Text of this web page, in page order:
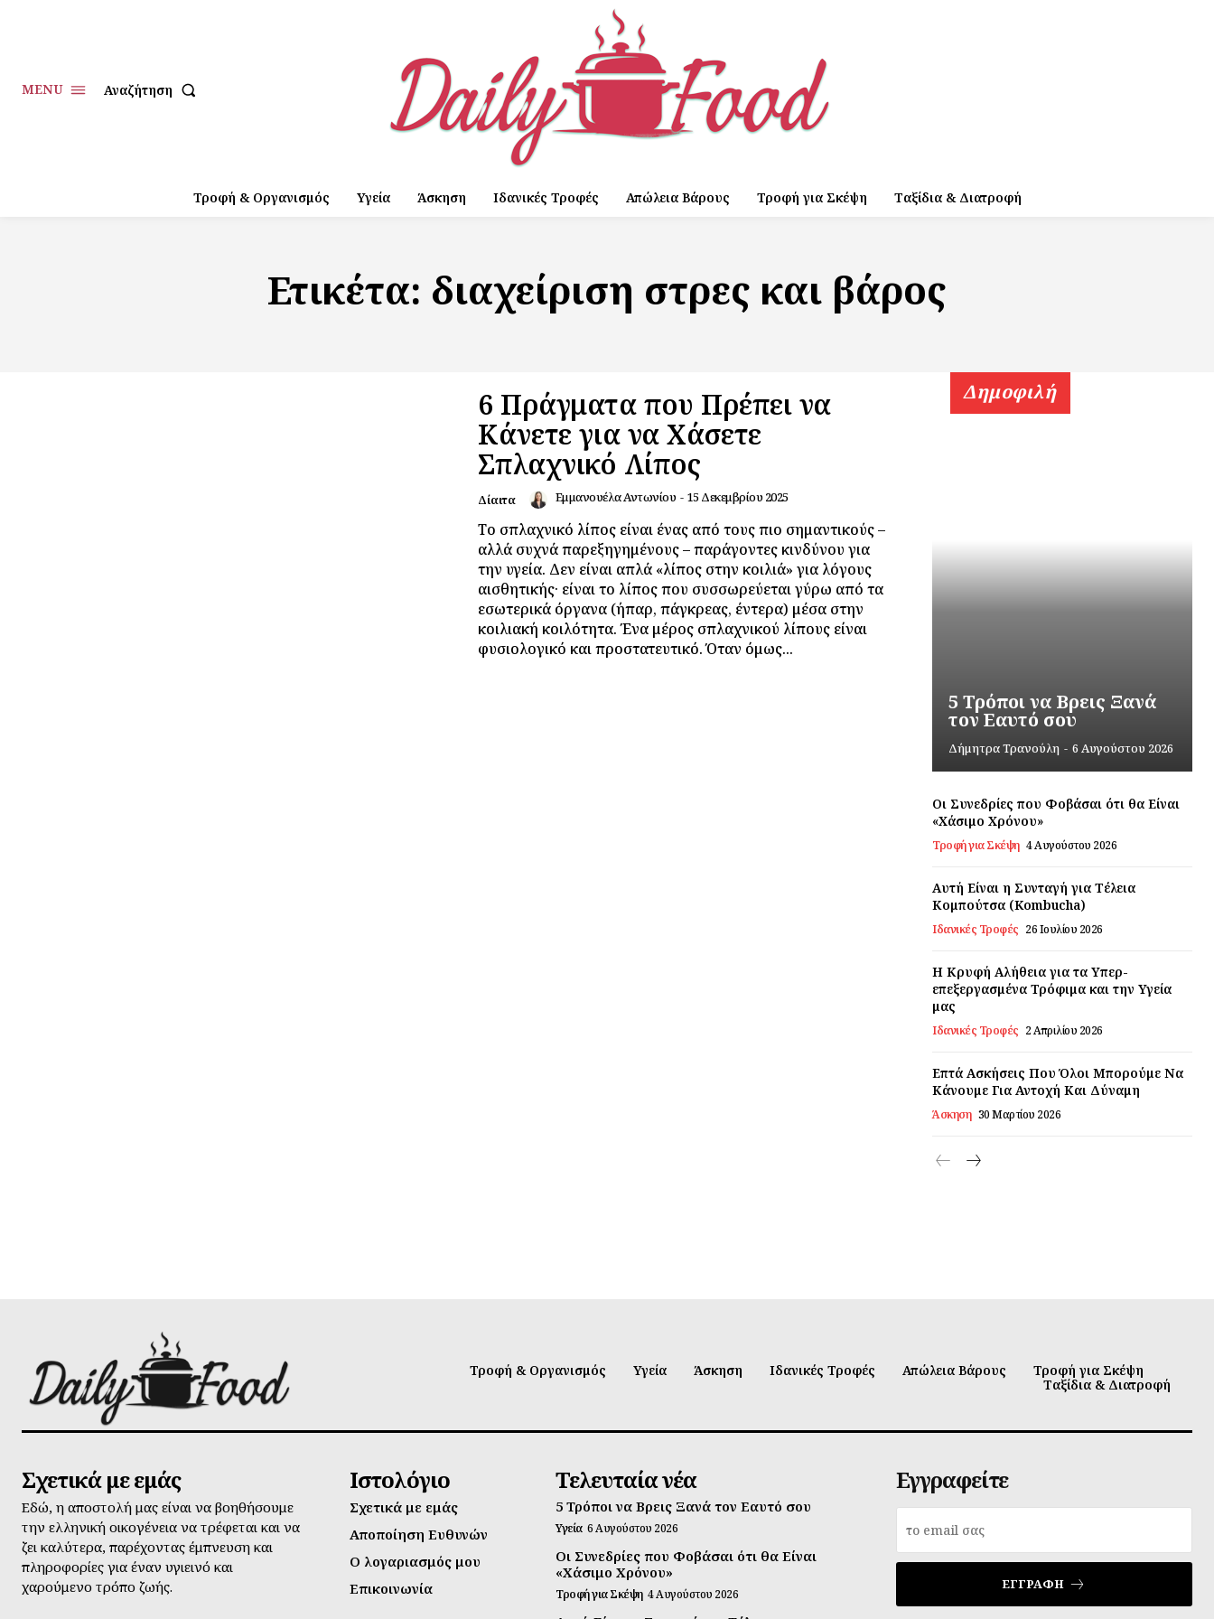
MENU Αναζήτηση
Τροφή & Οργανισμός Υγεία Άσκηση Ιδανικές Τροφές Απώλεια Βάρους Τροφή για Σκέψη Ταξίδια & Διατροφή
Ετικέτα: διαχείριση στρες και βάρος
6 Πράγματα που Πρέπει να
Κάνετε για να Χάσετε
Σπλαχνικό Λίπος
Δίαιτα Εμμανουέλα Αντωνίου - 15 Δεκεμβρίου 2025
Το σπλαχνικό λίπος είναι ένας από τους πιο σημαντικούς –
αλλά συχνά παρεξηγημένους – παράγοντες κινδύνου για
την υγεία. Δεν είναι απλά «λίπος στην κοιλιά» για λόγους
αισθητικής· είναι το λίπος που συσσωρεύεται γύρω από τα
εσωτερικά όργανα (ήπαρ, πάγκρεας, έντερα) μέσα στην
κοιλιακή κοιλότητα. Ένα μέρος σπλαχνικού λίπους είναι
φυσιολογικό και προστατευτικό. Όταν όμως...
Δημοφιλή
5 Τρόποι να Βρεις Ξανά
τον Εαυτό σου
Δήμητρα Τρανούλη - 6 Αυγούστου 2026
Οι Συνεδρίες που Φοβάσαι ότι θα Είναι
«Χάσιμο Χρόνου»
Τροφή για Σκέψη 4 Αυγούστου 2026
Αυτή Είναι η Συνταγή για Τέλεια
Κομπούτσα (Kombucha)
Ιδανικές Τροφές 26 Ιουλίου 2026
Η Κρυφή Αλήθεια για τα Υπερ-
επεξεργασμένα Τρόφιμα και την Υγεία
μας
Ιδανικές Τροφές 2 Απριλίου 2026
Επτά Ασκήσεις Που Όλοι Μπορούμε Να
Κάνουμε Για Αντοχή Και Δύναμη
Άσκηση 30 Μαρτίου 2026
Τροφή & Οργανισμός Υγεία Άσκηση Ιδανικές Τροφές Απώλεια Βάρους
Τροφή για Σκέψη
Ταξίδια & Διατροφή
Σχετικά με εμάς
Εδώ, η αποστολή μας είναι να βοηθήσουμε
την ελληνική οικογένεια να τρέφεται και να
ζει καλύτερα, παρέχοντας έμπνευση και
πληροφορίες για έναν υγιεινό και
χαρούμενο τρόπο ζωής.
Ιστολόγιο
Σχετικά με εμάς
Αποποίηση Ευθυνών
Ο λογαριασμός μου
Επικοινωνία
Τελευταία νέα
5 Τρόποι να Βρεις Ξανά τον Εαυτό σου
Υγεία 6 Αυγούστου 2026
Οι Συνεδρίες που Φοβάσαι ότι θα Είναι
«Χάσιμο Χρόνου»
Τροφή για Σκέψη 4 Αυγούστου 2026
Εγγραφείτε
ΕΓΓΡΑΦΉ